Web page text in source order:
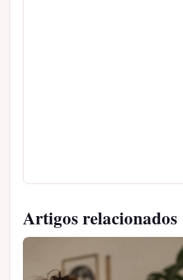
Artigos relacionados